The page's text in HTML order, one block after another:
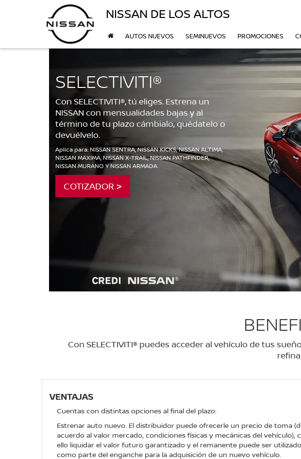
NISSAN DE LOS ALTOS
AUTOS NUEVOS SEMINUEVOS PROMOCIONES
SELECTIVITI®
Con SELECTIVITI®, tú eliges. Estrena un
NISSAN con mensualidades bajas y al
término de tu plazo cámbialo, quédatelo o
devuélvelo.
Aplica para: NISSAN SENTRA, NISSAN KICKS, NISSAN ALTIMA,
NISSAN MAXIMA, NISSAN X-TRAIL, NISSAN PATHFINDER,
NISSAN MURANO Y NISSAN ARMADA.
COTIZADOR >
Con SELECTIVITI® puedes acceder al vehículo de tus
VENTAJAS
Cuentas con distintas opciones al final del plazo:
Estrenar auto nuevo. El distribuidor puede ofrecerle un precio de toma
acuerdo al valor mercado, condiciones físicas y mecánicas del vehículo),
ello liquidar el valor futuro garantizado y el remanente puede ser utilizado
como parte del enganche para la adquisición de un nuevo vehículo.